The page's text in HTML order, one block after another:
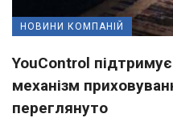
НОВИНИ КОМПАНІЙ
YouControl
механізм
переглянуто